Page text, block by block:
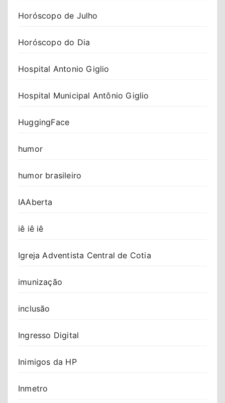
Horóscopo de Julho
Horóscopo do Dia
Hospital Antonio Giglio
Hospital Municipal Antônio Giglio
HuggingFace
humor
humor brasileiro
IAAberta
iê iê iê
Igreja Adventista Central de Cotia
imunização
inclusão
Ingresso Digital
Inimigos da HP
Inmetro